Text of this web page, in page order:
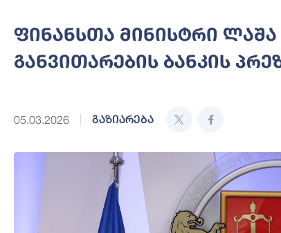
ფინანსთა მინისტრი
განვითარების ბანკის
05.03.2026 გაზიარება